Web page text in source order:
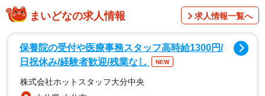
まいどなの求人情報 求人情報一覧へ
保養院の受付や医療事務スタッフ高時給1300円/
日祝休み/経験者歓迎/残業なし
NEW
株式会社ホットスタッフ大分中央